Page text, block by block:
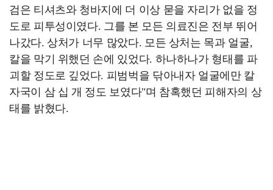
검은 티셔츠와 청바지에 더 이상 묻을 자리가 없을 정
도로 피투성이였다. 그를 본 모든 의료진은 전부 뛰어
나갔다. 상처가 너무 많았다. 모든 상처는 목과 얼굴,
칼을 막기 위했던 손에 있었다. 하나하나가 형태를 파
괴할 정도로 깊었다. 피범벅을 닦아내자 얼굴에만 칼
자국이 삼 십 개 정도 보였다"며 참혹했던 피해자의 상
태를 밝혔다.